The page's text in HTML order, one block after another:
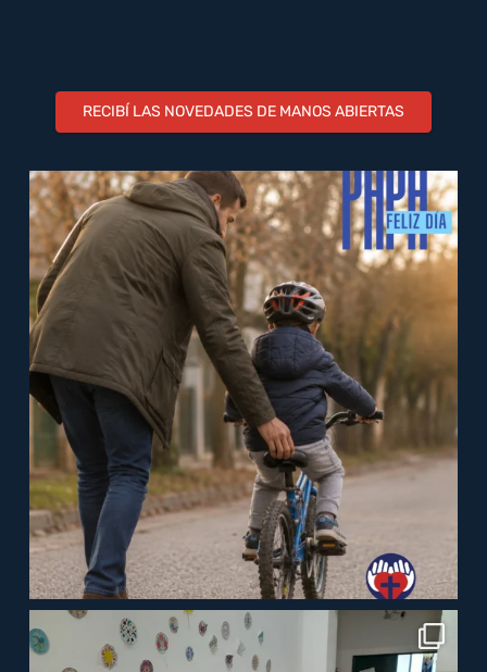
RECIBÍ LAS NOVEDADES DE MANOS ABIERTAS